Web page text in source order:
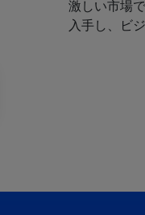
激しい市場
入手し、ビ